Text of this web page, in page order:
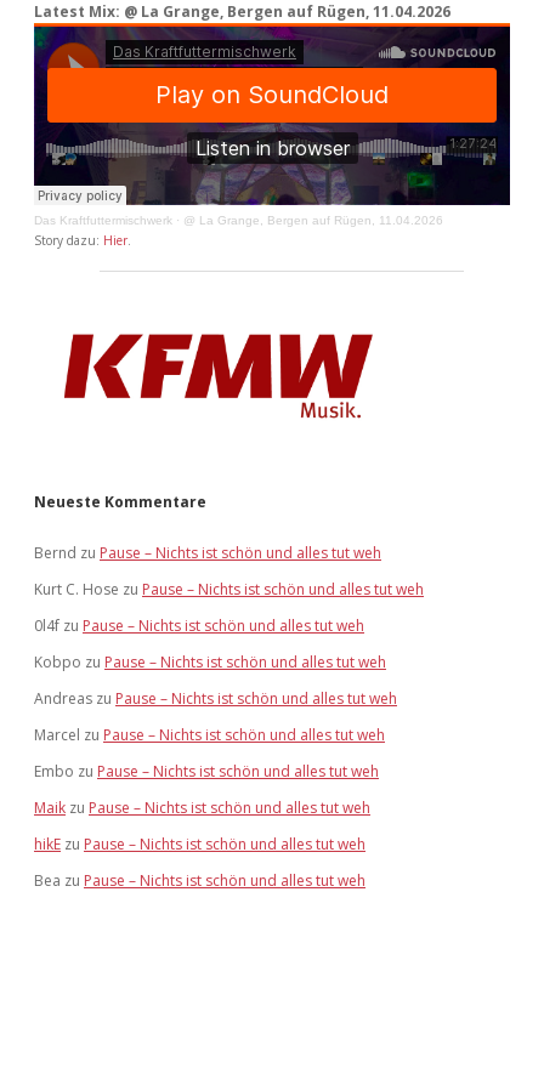
Latest Mix: @ La Grange, Bergen auf Rügen, 11.04.2026
Das Kraftfuttermischwerk · @ La Grange, Bergen auf Rügen, 11.04.2026
Story dazu: Hier.
Neueste Kommentare
Bernd zu Pause – Nichts ist schön und alles tut weh
Kurt C. Hose zu Pause – Nichts ist schön und alles tut weh
0l4f zu Pause – Nichts ist schön und alles tut weh
Kobpo zu Pause – Nichts ist schön und alles tut weh
Andreas zu Pause – Nichts ist schön und alles tut weh
Marcel zu Pause – Nichts ist schön und alles tut weh
Embo zu Pause – Nichts ist schön und alles tut weh
Maik zu Pause – Nichts ist schön und alles tut weh
hikE zu Pause – Nichts ist schön und alles tut weh
Bea zu Pause – Nichts ist schön und alles tut weh